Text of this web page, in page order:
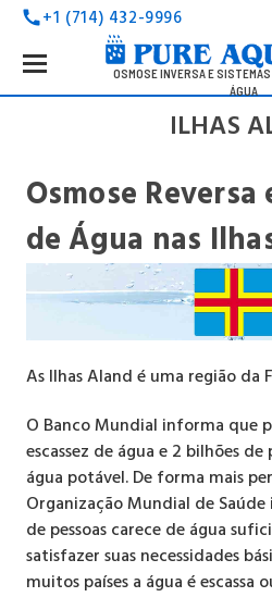
call+1 (714) 432-9996
OSMOSE INVERSA E
ÁGUA
ILHAS
Osmose
de Água nas
As Ilhas Aland é uma região da
O Banco Mundial informa que
escassez de água e 2 bilhões de
água potável. De forma mais
Organização Mundial de
de pessoas carece de água
satisfazer suas necessidades
muitos países a água é escassa